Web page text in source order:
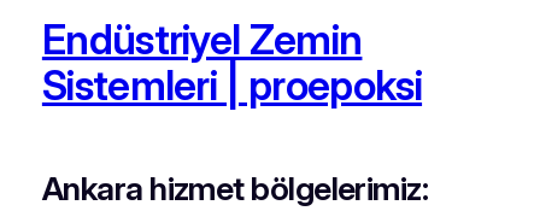
Endüstriyel Zemin
Sistemleri | proepoksi
Ankara hizmet bölgelerimiz: